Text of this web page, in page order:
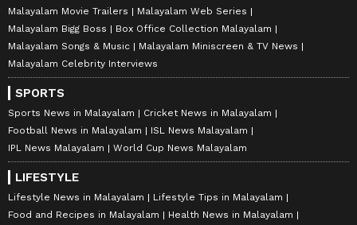
Malayalam Movie Trailers
Malayalam Web Series
Malayalam Bigg Boss
Box Office Collection Malayalam
Malayalam Songs & Music
Malayalam Miniscreen & TV News
Malayalam Celebrity Interviews
SPORTS
Sports News in Malayalam
Cricket News in Malayalam
Football News in Malayalam
ISL News Malayalam
IPL News Malayalam
World Cup News Malayalam
LIFESTYLE
Lifestyle News in Malayalam
Lifestyle Tips in Malayalam
Food and Recipes in Malayalam
Health News in Malayalam